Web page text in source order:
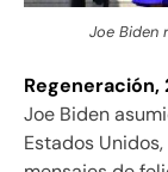
Joe Biden
Regeneración,
Joe Biden
Estados